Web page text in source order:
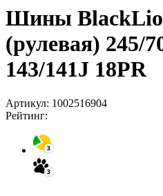
Шины
(рулевая) 245/
143/141J 18PR
Артикул: 1002516904
Рейтинг: